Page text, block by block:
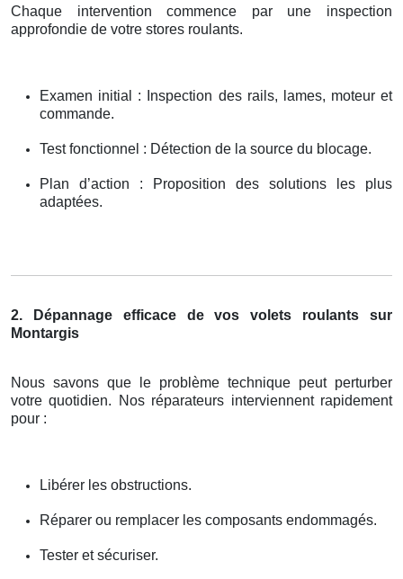
Chaque intervention commence par une inspection
approfondie de votre stores roulants.
Examen initial : Inspection des rails, lames, moteur et
commande.
Test fonctionnel : Détection de la source du blocage.
Plan d’action : Proposition des solutions les plus
adaptées.
2. Dépannage efficace de vos volets roulants sur
Montargis
Nous savons que le problème technique peut perturber
votre quotidien. Nos réparateurs interviennent rapidement
pour :
Libérer les obstructions.
Réparer ou remplacer les composants endommagés.
Tester et sécuriser.